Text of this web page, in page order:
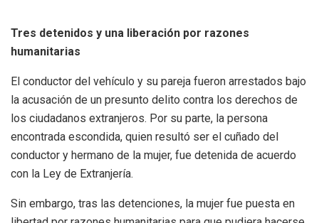
Tres detenidos y una liberación por razones
humanitarias
El conductor del vehículo y su pareja fueron arrestados bajo
la acusación de un presunto delito contra los derechos de
los ciudadanos extranjeros. Por su parte, la persona
encontrada escondida, quien resultó ser el cuñado del
conductor y hermano de la mujer, fue detenida de acuerdo
con la Ley de Extranjería.
Sin embargo, tras las detenciones, la mujer fue puesta en